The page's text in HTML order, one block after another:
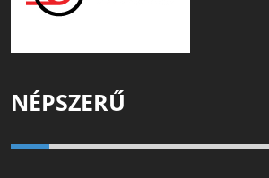
NÉPSZERŰ